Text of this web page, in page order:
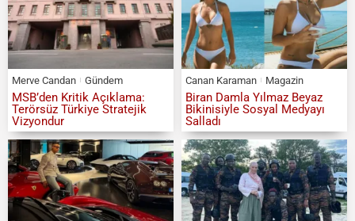
Merve Candan Gündem
MSB’den Kritik Açıklama:
Terörsüz Türkiye Stratejik
Vizyondur
Canan Karaman Magazin
Biran Damla Yılmaz Beyaz
Bikinisiyle Sosyal Medyayı
Salladı